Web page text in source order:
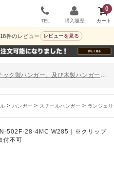
0
TEL 購入履歴
件のレビュー レビューを見る
休業のお知らせ
スチール製ハンガー、およびディスプレイスタンド価格改定のお知らせ
ガーNシリーズ価格改定のお知らせ
ガーNシリーズ価格改定のお知らせ
> ハンガー > スチールハンガー > ランジェ
502F-28-4MC W285｜※クリップ
付不可